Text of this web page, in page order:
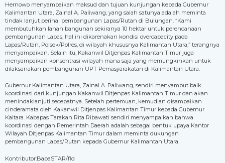
Hernowo menyampaikan maksud dan tujuan kunjungan kepada Gubernur
Kalimantan Utara, Zainal A. Paliwang, yang salah satunya adalah meminta
tindak lanjut perihal pembangunan Lapas/Rutan di Bulungan. “Kami
membutuhkan lahan bangunan sekiranya 10 hektar untuk perencanaan
pembangunan Lapas, hal ini dikarenakan kondisi overcapacity pada
Lapas/Rutan, Polsek/Polres, di wilayah khususnya Kalimantan Utara,” terangnya
menyampaikan. Selain itu, Kakanwil Ditjenpas Kalimantan Timur juga
menyampaikan konsentrasi wilayah mana saja yang memungkinkan untuk
dilaksanakan pembangunan UPT Pemasyarakatan di Kalimantan Utara.
Gubernur Kalimantan Utara, Zainal A. Paliwang, sendiri menyambut baik
koordinasi dari kunjungan Kakanwil Ditjenpas Kalimantan Timur dan akan
menindaklanjuti secepatnya. Setelah pertemuan, kemudian disampaikan
cinderamata oleh Kakanwil Ditjenpas Kalimantan Timur kepada Gubernur
Kaltara. Kabapas Tarakan Rita Ribawati sendiri menyampaikan bahwa
koordinasi dengan Pemerintah Daerah adalah sebagai bentuk upaya Kantor
Wilayah Ditjenpas Kalimantan Timur dalam meminta dukungan
pembangunan Lapas/Rutan kepada Gubernur Kalimantan Utara.
Kontributor:BapaSTAR/fld